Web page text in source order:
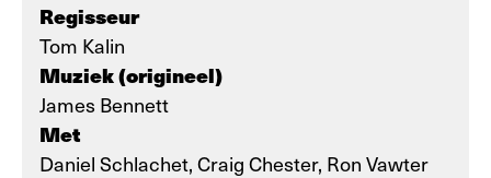
Regisseur
Tom Kalin
Muziek (origineel)
James Bennett
Met
Daniel Schlachet, Craig Chester, Ron Vawter